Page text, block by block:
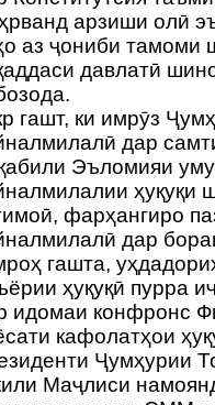
арзиши олӣ
аз ҷониби тамоми
давлатӣ
гашт, ки имрӯз
дар
Эъломияи
ҳуқуқи
фарҳангиро
дар
гашта,
ҳуқуқӣ пурра
идомаи конфронс
кафолатҳои
Ҷумҳурии
Маҷлиси